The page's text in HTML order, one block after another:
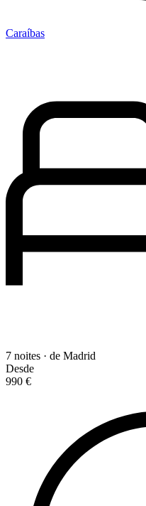
Caraíbas